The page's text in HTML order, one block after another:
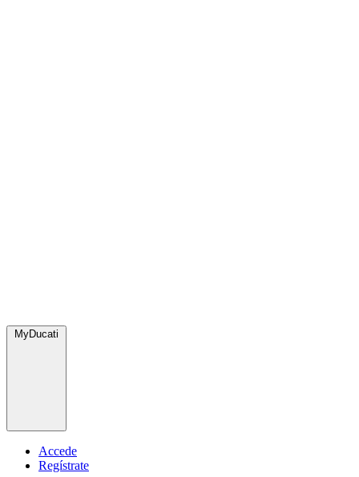
MyDucati
Accede
Regístrate